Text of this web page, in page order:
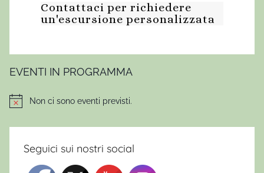
Contattaci per richiedere
un'escursione personalizzata
EVENTI IN PROGRAMMA
NoticeNon ci sono eventi previsti.
Seguici sui nostri social